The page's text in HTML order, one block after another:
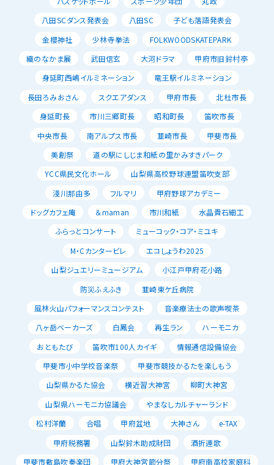
八田SCダンス発表会
八田SC
子ども落語発表会
金櫻神社
少林寺拳法
FOLKWOODSKATEPARK
織のなかま展
武田信玄 大河ドラマ
甲府市旧鈴村亭
身延町西嶋イルミネーション
竜王駅イルミネーション
長田ろみおさん
スクエアダンス 甲府市長
北杜市長
身延町長
市川三郷町長 昭和町長
笛吹市長
中央市長
南アルプス市長 韮崎市長
甲斐市長
美創祭
道の駅にしじま和紙の里かみすきパーク
YCC県民文化ホール
山梨県高校野球連盟笛吹支部
淺川那由多
フルマリ
甲府野球アカデミー
ドッグカフェ庵
＆maman 市川和紙
水晶貴石細工
ふらっとコンサート
ミューコック・コア・ミユキ
M・Cカンタービレ
エコしょうわ2025
山梨ジュエリーミュージアム
小江戸甲府花小路
防災ふえふき
韮崎東ケ丘病院
風林火山パフォーマンスコンテスト
音楽療法士の歌声喫茶
八ヶ岳ベーカーズ
白鳳会 再生ラン
ハーモニカ
おともたび
笛吹市100人カイギ
情報通信設備協会
甲斐市小中学校音楽祭
甲斐市競技かるたを楽しもう
山梨県かるた協会
横近習大神宮
柳町大神宮
山梨県ハーモニカ協議会
やまなしカルチャーランド
松村洋蘭
合唱 甲府盆地 大神さん
e-TAX
甲府税務署
山梨鈴木助成財団
酒折連歌
甲斐市敷島吹奏楽団
甲府大神宮節分祭
甲府南高校家庭科